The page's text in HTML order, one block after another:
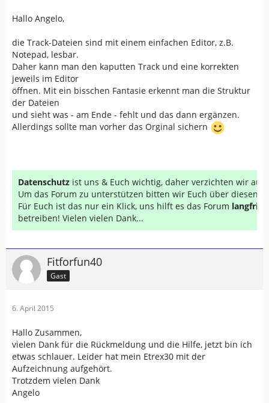
Hallo Angelo,
die Track-Dateien sind mit einem einfachen Editor, z.B.
Notepad, lesbar.
Daher kann man den kaputten Track und eine korrekten
jeweils im Editor
öffnen. Mit ein bisschen Fantasie erkennt man die Struktur
der Dateien
und sieht was - am Ende - fehlt und das dann ergänzen.
Allerdings sollte man vorher das Orginal sichern
Datenschutz ist uns & Euch wichtig, daher verzichten wir auf
Um das Forum zu unterstützen bitten wir Euch über diesen
Für Euch ist das nur ein Klick, uns hilft es das Forum
betreiben! Vielen vielen Dank...
Fitforfun40
Gast
6. April 2015
Hallo Zusammen,
vielen Dank für die Rückmeldung und die Hilfe, jetzt bin ich
etwas schlauer. Leider hat mein Etrex30 mit der
Aufzeichnung aufgehört.
Trotzdem vielen Dank
Angelo